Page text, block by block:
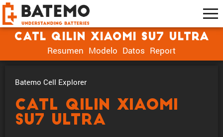
CATL Qilin Xiaomi SU7 Ultra
Resumen Modelo Datos Report
Batemo Cell Explorer
CATL Qilin Xiaomi
SU7 Ultra